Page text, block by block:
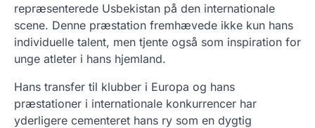
repræsenterede Usbekistan på den internationale
scene. Denne præstation fremhævede ikke kun hans
individuelle talent, men tjente også som inspiration for
unge atleter i hans hjemland.
Hans transfer til klubber i Europa og hans
præstationer i internationale konkurrencer har
yderligere cementeret hans ry som en dygtig